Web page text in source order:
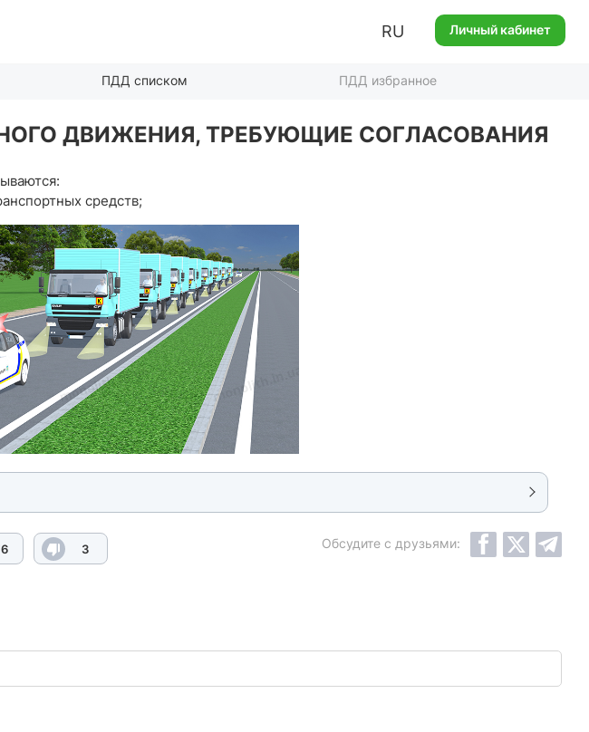
RU Личный кабинет
ПДД списком ПДД избранное
ДВИЖЕНИЯ, ТРЕБУЮЩИЕ СОГЛАСОВАНИЯ
средств;
3 Обсудите с друзьями: